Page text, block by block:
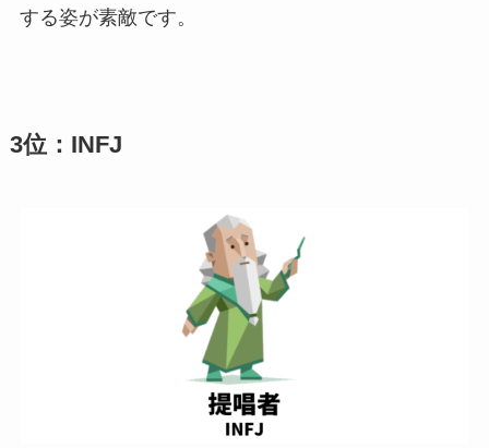
する姿が素敵です。
3位：INFJ